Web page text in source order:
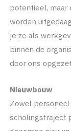
potentieel, maar
worden
je ze als
binnen de
door ons
Nieuwbouw
Zowel
scholingstraject